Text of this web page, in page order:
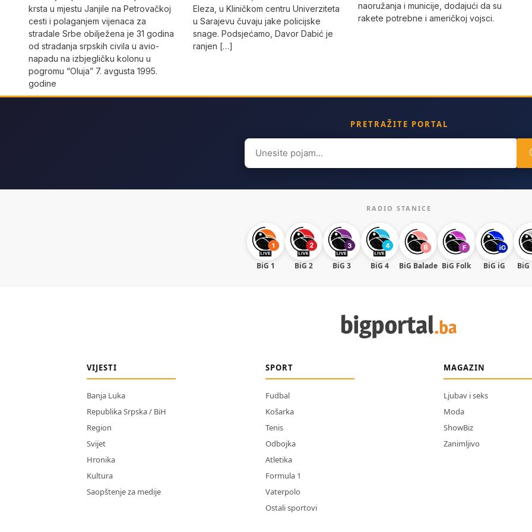
krsta u mjestu Janjile na Petrovačkoj
cesti i polaganjem vijenaca za
stradale Srbe obilježena je 31 godina
od stradanja srpskih civila u avio-
napadu na izbjegličku kolonu u
pogromu “Oluja” 7. avgusta 1995.
godine
Eleza, u Kliničkom centru Univerziteta
u Sarajevu čuvaju jake policijske
snage. Podsjećamo, Davor Dabić je
ranjen […]
naoružanja i municije, dodajući da su
rakete potrebne i američkoj vojsci.
PRETRAŽITE PORTAL
Search
for:
RADIO STANICE
BiG 1 BiG 2 BiG 3 BiG 4 BiG Balade BiG Folk BiG iG BiG
VIJESTI
Banja Luka
Republika Srpska / BiH
Region
Svijet
Hronika
Kultura
Saopštenje za medije
SPORT
Fudbal
Košarka
Tenis
Odbojka
Atletika
Formula 1
Vaterpolo
Ostali sportovi
MAGAZIN
Ljubav i seks
Moda
ShowBiz
Zanimljivo